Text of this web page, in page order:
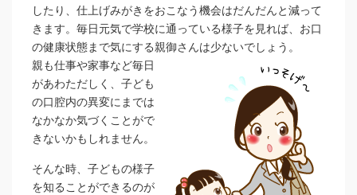
したり、仕上げみがきをおこなう機会はだんだんと減って
きます。毎日元気で学校に通っている様子を見れば、お口
の健康状態まで気にする親御さんは少ないでしょう。
親も仕事や家事など毎日
があわただしく、子ども
の口腔内の異変にまでは
なかなか気づくことがで
きないかもしれません。
そんな時、子どもの様子
を知ることができるのが